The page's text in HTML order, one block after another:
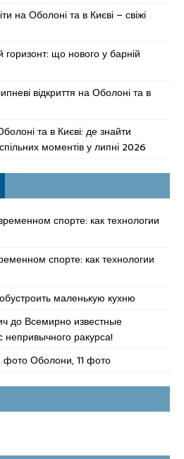
на Оболоні та в Києві – свіжі
що нового у барній
відкриття на Оболоні та в
та в Києві: де знайти
моментів у липні 2026
спорте: как технологии
спорте: как технологии
маленькую кухню
до Всемирно известные
непривычного ракурса!
Оболони, 11 фото